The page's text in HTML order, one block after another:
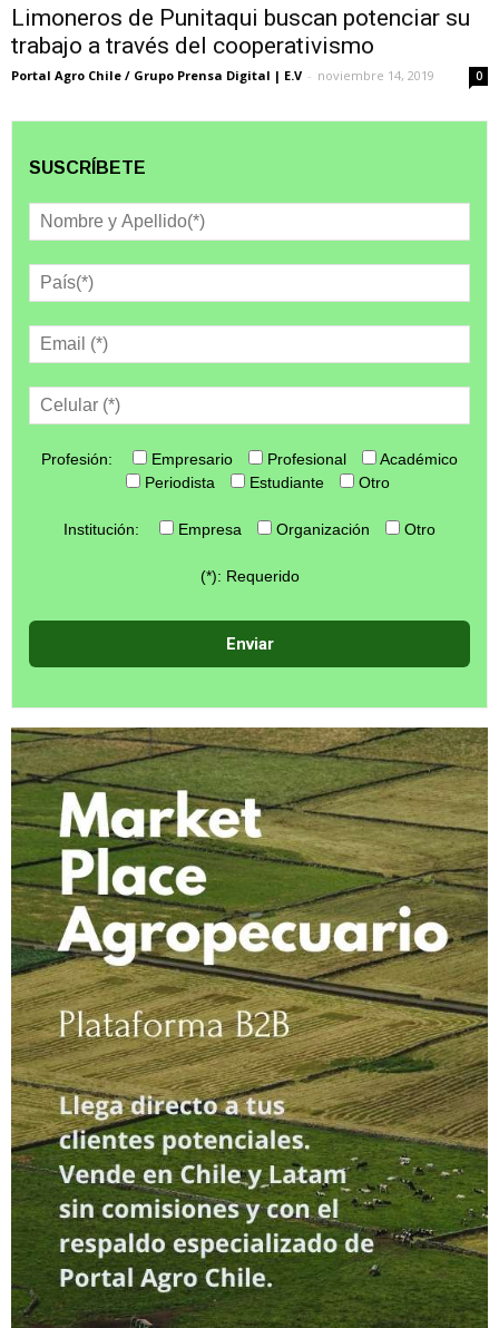
Limoneros de Punitaqui buscan potenciar su
trabajo a través del cooperativismo
Portal Agro Chile / Grupo Prensa Digital | E.V - noviembre 14, 2019 0
SUSCRÍBETE
Profesión: Empresario Profesional
Académico
Periodista
Estudiante Otro
Institución: Empresa Organización Otro
(*): Requerido